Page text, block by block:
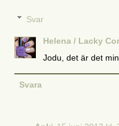
Svar
Helena / Lacky
Jodu, det är det
Svara